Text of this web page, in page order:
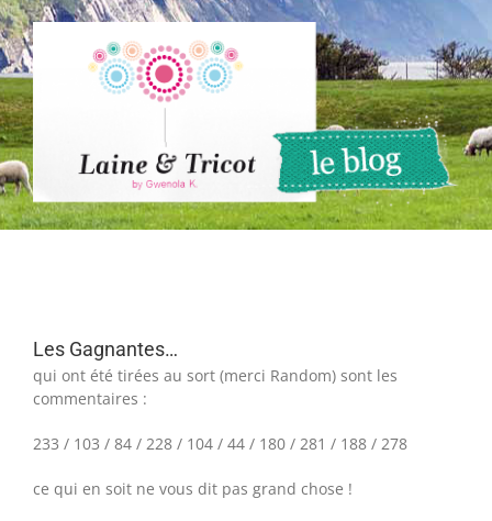
Passer
au
contenu
Les Gagnantes…
qui ont été tirées au sort (merci Random) sont les
commentaires :
233 / 103 / 84 / 228 / 104 / 44 / 180 / 281 / 188 / 278
ce qui en soit ne vous dit pas grand chose !